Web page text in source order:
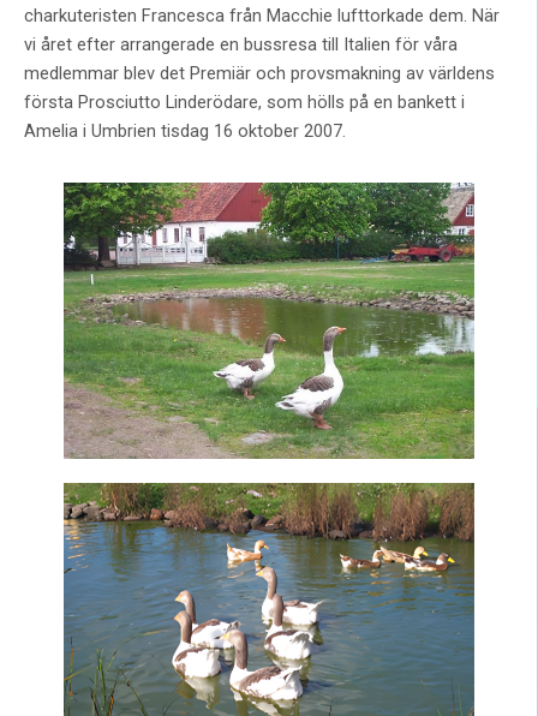
charkuteristen Francesca från Macchie lufttorkade dem. När
vi året efter arrangerade en bussresa till Italien för våra
medlemmar blev det Premiär och provsmakning av världens
första Prosciutto Linderödare, som hölls på en bankett i
Amelia i Umbrien tisdag 16 oktober 2007.